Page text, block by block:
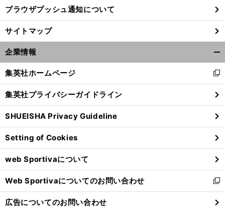
朝
。
穴
」
ブラウザプッシュ通知について
サイトマップ
企業情報
閉
る
集英社ホームページ
新
し
い
ウ
ィ
ン
ド
ウ
で
開
く
集英社プライバシーガイドライン
SHUEISHA Privacy Guideline
Setting of Cookies
web Sportivaについて
Web Sportivaについてのお問い合わせ
新
し
い
広告についてのお問い合わせ